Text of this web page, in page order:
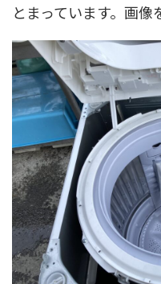
とまっています。画像